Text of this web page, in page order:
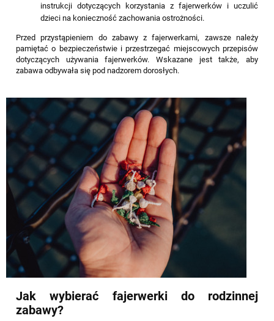
instrukcji dotyczących korzystania z fajerwerków i uczulić
dzieci na konieczność zachowania ostrożności.
Przed przystąpieniem do zabawy z fajerwerkami, zawsze należy
pamiętać o bezpieczeństwie i przestrzegać miejscowych przepisów
dotyczących używania fajerwerków. Wskazane jest także, aby
zabawa odbywała się pod nadzorem dorosłych.
Jak wybierać fajerwerki do rodzinnej
zabawy?